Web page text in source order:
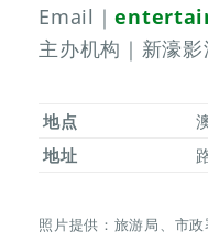
Email｜
主办机构｜新濠影
地点
地址
照片提供：旅游局、市